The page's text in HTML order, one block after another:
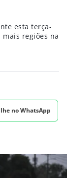
esta terça-
regiões na
no WhatsApp